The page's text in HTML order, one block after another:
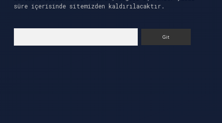
süre içerisinde sitemizden kaldırılacaktır.